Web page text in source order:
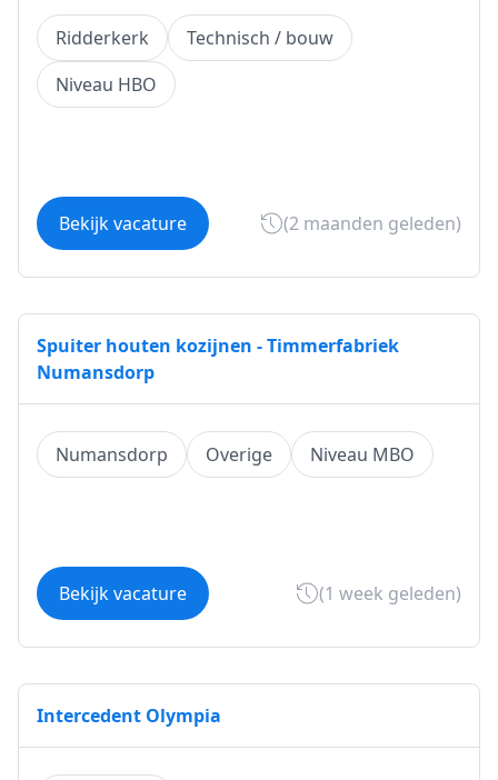
Ridderkerk
Technisch / bouw
Niveau HBO
Bekijk vacature (2 maanden geleden)
Spuiter houten kozijnen - Timmerfabriek
Numansdorp
Numansdorp Overige Niveau MBO
Bekijk vacature (1 week geleden)
Intercedent Olympia